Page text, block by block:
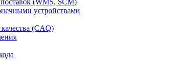
(WMS, SCM)
устройствами
(CAQ)